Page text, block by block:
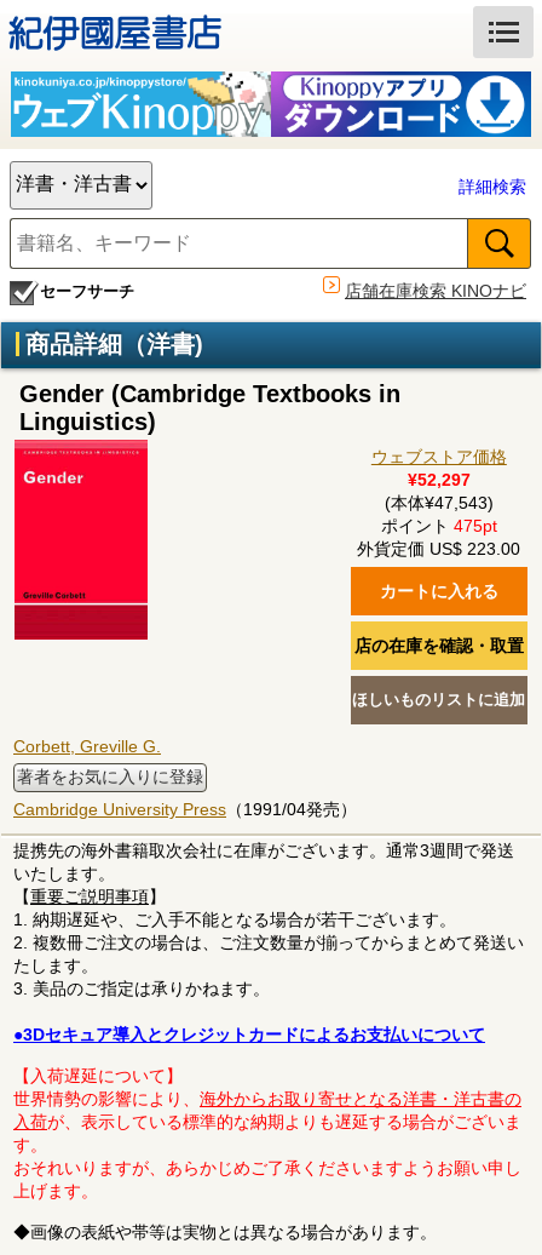
詳細検索
セーフサーチ 店舗在庫検索 KINOナビ
商品詳細（洋書)
Gender (Cambridge Textbooks in
Linguistics)
ウェブストア価格
¥52,297
(本体¥47,543)
ポイント 475pt
外貨定価 US$ 223.00
Corbett, Greville G.
著者をお気に入りに登録
Cambridge University Press （1991/04発売）
提携先の海外書籍取次会社に在庫がございます。通常3週間で発送
いたします。
【重要ご説明事項】
1. 納期遅延や、ご入手不能となる場合が若干ございます。
2. 複数冊ご注文の場合は、ご注文数量が揃ってからまとめて発送い
たします。
3. 美品のご指定は承りかねます。
●3Dセキュア導入とクレジットカードによるお支払いについて
【入荷遅延について】
世界情勢の影響により、 海外からお取り寄せとなる洋書・洋古書の
入荷が、表示している標準的な納期よりも遅延する場合がございま
す。
おそれいりますが、あらかじめご了承くださいますようお願い申し
上げます。
◆画像の表紙や帯等は実物とは異なる場合があります。